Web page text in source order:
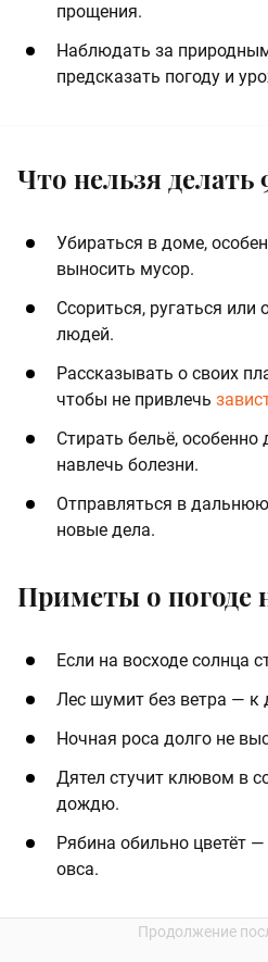
прощения.
Наблюдать за
предсказать погоду и
Что нельзя
Убираться в доме,
выносить мусор.
Ссориться, ругаться или
людей.
Рассказывать о своих
чтобы не привлечь
Стирать бельё, особенно
навлечь болезни.
Отправляться в
новые дела.
Приметы о погоде
Если на восходе солнца
Лес шумит без ветра —
Ночная роса долго не
Дятел стучит клювом в
дождю.
Рябина обильно цветёт
овса.